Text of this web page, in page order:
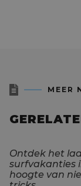
 MEER
Ontdek het
surfvakanties
hoogte van